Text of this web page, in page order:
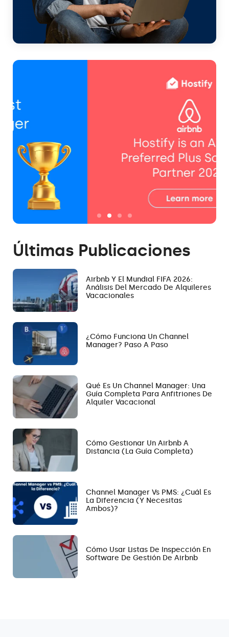
Últimas Publicaciones
Airbnb Y El Mundial FIFA 2026:
Análisis Del Mercado De Alquileres
Vacacionales
¿Cómo Funciona Un Channel
Manager? Paso A Paso
Qué Es Un Channel Manager: Una
Guía Completa Para Anfitriones De
Alquiler Vacacional
Cómo Gestionar Un Airbnb A
Distancia (la Guía Completa)
Channel Manager Vs PMS: ¿Cuál Es
La Diferencia (y Necesitas
Ambos)?
Cómo Usar Listas De Inspección En
Software De Gestión De Airbnb